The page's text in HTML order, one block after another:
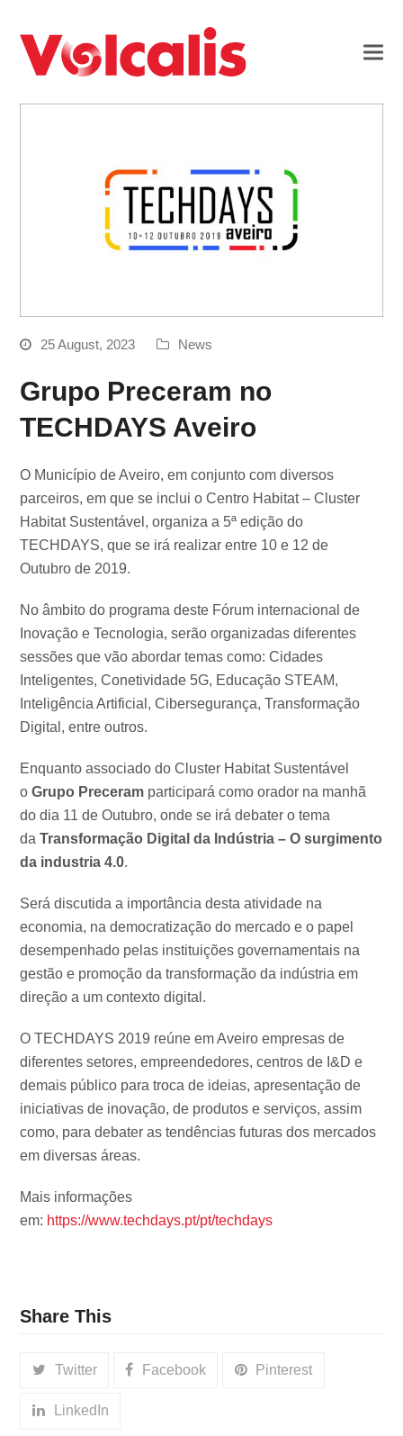
25 August, 2023 News
Grupo Preceram no
TECHDAYS Aveiro
O Município de Aveiro, em conjunto com diversos
parceiros, em que se inclui o Centro Habitat – Cluster
Habitat Sustentável, organiza a 5ª edição do
TECHDAYS, que se irá realizar entre 10 e 12 de
Outubro de 2019.
No âmbito do programa deste Fórum internacional de
Inovação e Tecnologia, serão organizadas diferentes
sessões que vão abordar temas como: Cidades
Inteligentes, Conetividade 5G, Educação STEAM,
Inteligência Artificial, Cibersegurança, Transformação
Digital, entre outros.
Enquanto associado do Cluster Habitat Sustentável
oGrupo Preceram participará como orador na manhã
do dia 11 de Outubro, onde se irá debater o tema
daTransformação Digital da Indústria – O surgimento
da industria 4.0.
Será discutida a importância desta atividade na
economia, na democratização do mercado e o papel
desempenhado pelas instituições governamentais na
gestão e promoção da transformação da indústria em
direção a um contexto digital.
O TECHDAYS 2019 reúne em Aveiro empresas de
diferentes setores, empreendedores, centros de I&D e
demais público para troca de ideias, apresentação de
iniciativas de inovação, de produtos e serviços, assim
como, para debater as tendências futuras dos mercados
em diversas áreas.
Mais informações
em: https://www.techdays.pt/pt/techdays
Share This
Twitter Facebook Pinterest
LinkedIn